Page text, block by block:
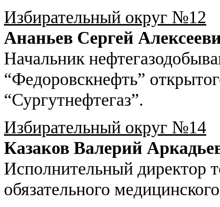
Избирательный округ №12
Ананьев Сергей
Начальник
“Федоровскнефть”
“Сургутнефтегаз”.
Избирательный округ №14
Казаков Валерий
Исполнительный директор
обязательного